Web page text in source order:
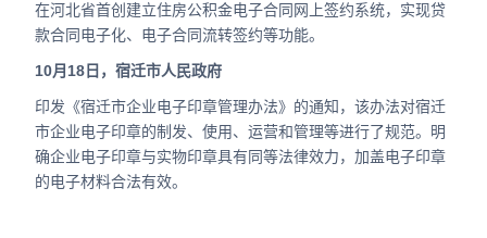
在河北省首创建立住房公积金电子合同网上签约系统，实现贷
款合同电子化、电子合同流转签约等功能。
10月18日，宿迁市人民政府
印发《宿迁市企业电子印章管理办法》的通知，该办法对宿迁
市企业电子印章的制发、使用、运营和管理等进行了规范。明
确企业电子印章与实物印章具有同等法律效力，加盖电子印章
的电子材料合法有效。